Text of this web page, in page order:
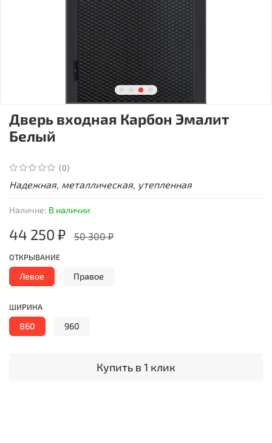
(0)
Наличие: В наличии
Дверь входная Карбон Эмалит
Белый
44 250 ₽ 50 300 ₽
Купить в 1 клик
ОТКРЫВАНИЕ
Левое Правое
ШИРИНА
860 960
Надежная, металлическая, утепленная